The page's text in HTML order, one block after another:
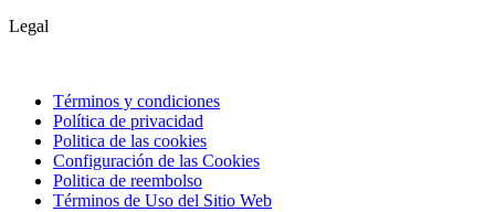
Legal
Términos y condiciones
Política de privacidad
Politica de las cookies
Configuración de las Cookies
Politica de reembolso
Términos de Uso del Sitio Web